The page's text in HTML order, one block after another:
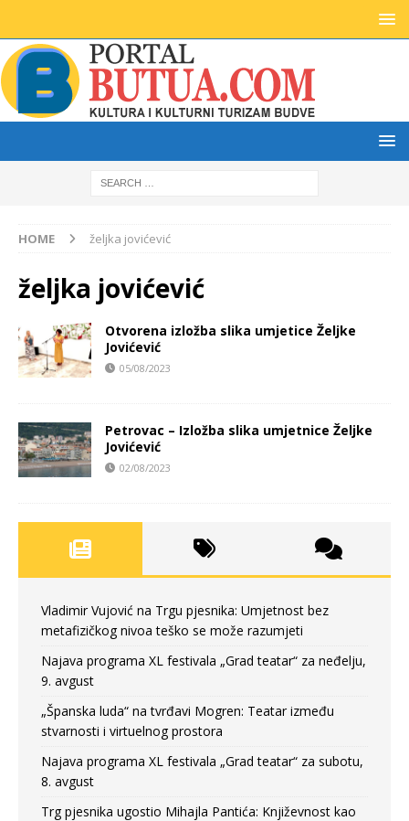
HOME željka jovićević
željka jovićević
Otvorena izložba slika umjetice Željke
Jovićević
05/08/2023
Petrovac – Izložba slika umjetnice Željke
Jovićević
02/08/2023
Vladimir Vujović na Trgu pjesnika: Umjetnost bez
metafizičkog nivoa teško se može razumjeti
Najava programa XL festivala „Grad teatar“ za neđelju,
9. avgust
„Španska luda“ na tvrđavi Mogren: Teatar između
stvarnosti i virtuelnog prostora
Najava programa XL festivala „Grad teatar“ za subotu,
8. avgust
Trg pjesnika ugostio Mihajla Pantića: Književnost kao